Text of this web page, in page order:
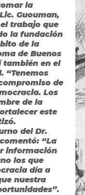
la
Guouman,
trabajo que
la fundación
de la
de Buenos
también en el
“Tenemos
de
Los
de la
este
del Dr.
“La
información
los que
día a
nuestra